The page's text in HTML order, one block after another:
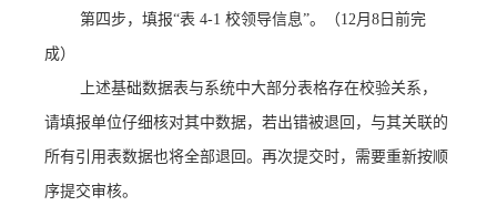
第四步，填报“表 4-1 校领导信息”。 （12月8日前完
成）
上述基础数据表与系统中大部分表格存在校验关系，
请填报单位仔细核对其中数据，若出错被退回，与其关联的
所有引用表数据也将全部退回。再次提交时，需要重新按顺
序提交审核。